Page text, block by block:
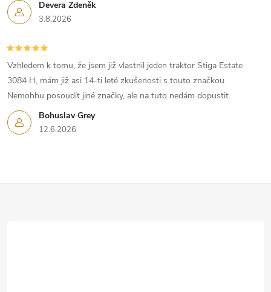
s
Devera Zdeněk
3.8.2026
Bohuslav Grey
12.6.2026
Vzhledem k tomu, že jsem již vlastnil jeden traktor Stiga Estate
3084 H, mám již asi 14-ti leté zkušenosti s touto značkou.
Nemohhu posoudit jiné značky, ale na tuto nedám dopustit.